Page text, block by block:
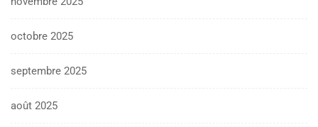
octobre 2025
septembre 2025
août 2025